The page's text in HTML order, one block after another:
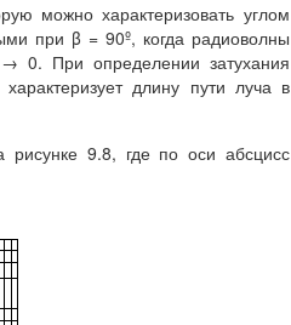
можно характеризовать углом
при β = 90º, когда радиоволны
0. При определении затухания
длину пути луча в
рисунке 9.8, где по оси абсцисс